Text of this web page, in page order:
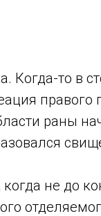
Когда-то в
правого
раны
не до